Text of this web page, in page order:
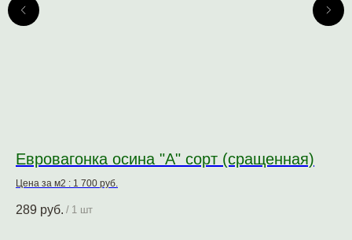
Евровагонка осина "А" сорт (сращенная)
Цена за м2 : 1 700 руб.
289 руб. / 1 шт